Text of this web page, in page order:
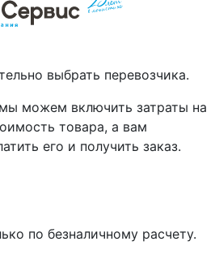
выбрать перевозчика.
можем включить затраты на
товара, а вам
его и получить заказ.
по безналичному расчету.